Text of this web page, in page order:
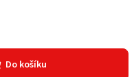
Do košíku